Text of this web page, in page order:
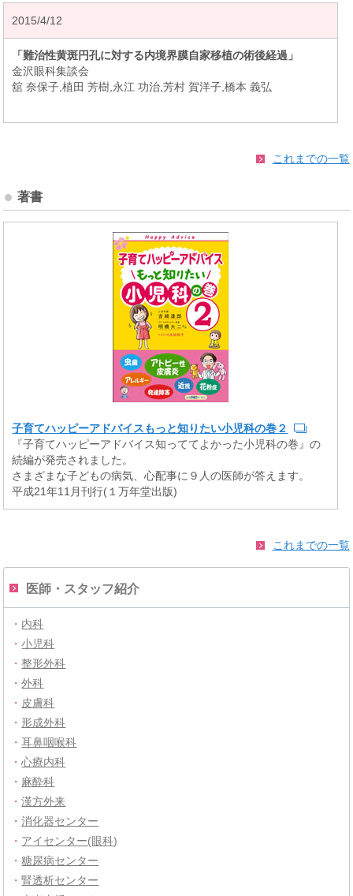
2015/4/12
「難治性黄斑円孔に対する内境界膜自家移植の術後経過」
金沢眼科集談会
舘 奈保子,植田 芳樹,永江 功治,芳村 賀洋子,橋本 義弘
これまでの一覧
著書
子育てハッピーアドバイスもっと知りたい小児科の巻２
『子育てハッピーアドバイス知っててよかった小児科の巻』の
続編が発売されました。
さまざまな子どもの病気、心配事に９人の医師が答えます。
平成21年11月刊行(１万年堂出版)
これまでの一覧
医師・スタッフ紹介
・ 内科
・小児科
・整形外科
・外科
・ 皮膚科
・ 形成外科
・耳鼻咽喉科
・心療内科
・ 麻酔科
・漢方外来
・消化器センター
・ アイセンター(眼科)
・糖尿病センター
・腎透析センター